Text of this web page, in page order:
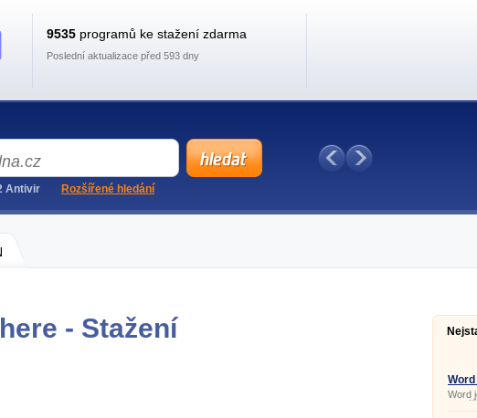
- Stažení
Word
9535 programů ke stažení zdarma
Poslední aktualizace před 593 dny
Antivir Rozšířené hledání